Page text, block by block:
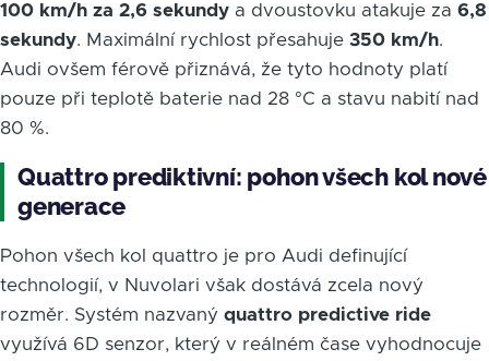
100 km/h za 2,6 sekundy a dvoustovku atakuje za 6,8
sekundy. Maximální rychlost přesahuje 350 km/h.
Audi ovšem férově přiznává, že tyto hodnoty platí
pouze při teplotě baterie nad 28 °C a stavu nabití nad
80 %.
Quattro prediktivní: pohon všech kol nové
generace
Pohon všech kol quattro je pro Audi definující
technologií, v Nuvolari však dostává zcela nový
rozměr. Systém nazvaný quattro predictive ride
využívá 6D senzor, který v reálném čase vyhodnocuje